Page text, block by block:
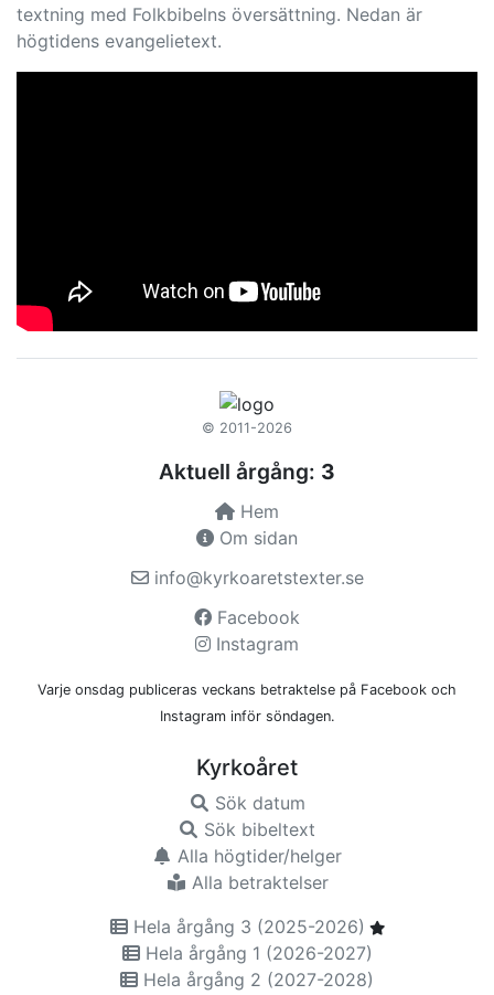
textning med Folkbibelns översättning. Nedan är
högtidens evangelietext.
© 2011-2026
Aktuell årgång: 3
Hem
Om sidan
info@kyrkoaretstexter.se
Facebook
Instagram
Varje onsdag publiceras veckans betraktelse på Facebook och
Instagram inför söndagen.
Kyrkoåret
Sök datum
Sök bibeltext
Alla högtider/helger
Alla betraktelser
Hela årgång 3 (2025-2026)
Hela årgång 1 (2026-2027)
Hela årgång 2 (2027-2028)